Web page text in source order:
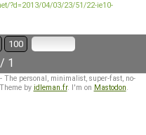
?d=2013/04/03/23/51/22-ie10-
100
1
- The personal, minimalist, super-fast, no-
by idleman.fr. I'm on Mastodon.